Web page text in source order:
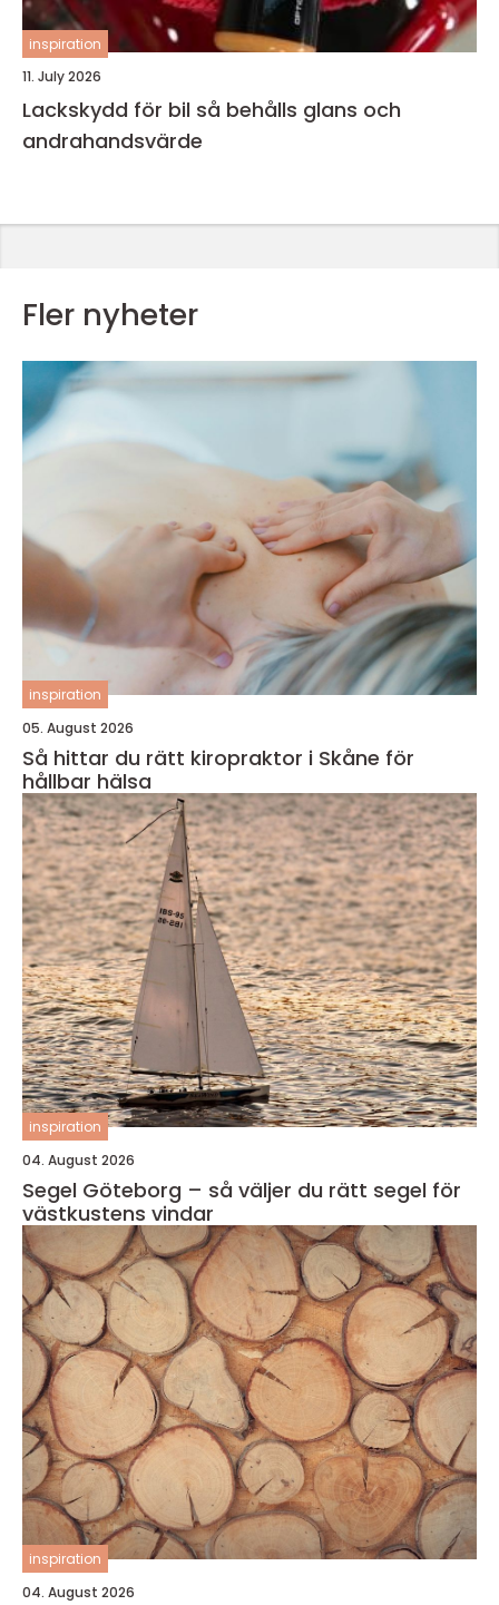
inspiration
11. July 2026
Lackskydd för bil så behålls glans och
andrahandsvärde
Fler nyheter
inspiration
05. August 2026
Så hittar du rätt kiropraktor i Skåne för
hållbar hälsa
inspiration
04. August 2026
Segel Göteborg – så väljer du rätt segel för
västkustens vindar
inspiration
04. August 2026